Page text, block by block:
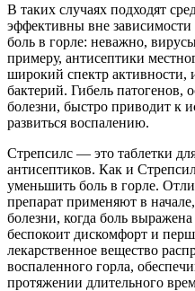
В таких случаях подходят
эффективны вне
боль в горле: неважно,
примеру, антисептики
широкий спектр активности,
бактерий. Гибель патогенов,
болезни, быстро приводит к
развиться воспалению.
Стрепсилс — это таблетки
антисептиков. Как и
уменьшить боль в горле.
препарат применяют в
болезни, когда боль
беспокоит дискомфорт и
лекарственное вещество
воспаленного горла,
протяжении длительного